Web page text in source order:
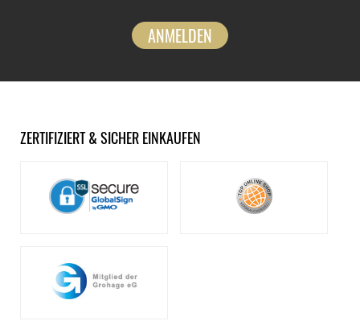
ANMELDEN
ZERTIFIZIERT & SICHER EINKAUFEN